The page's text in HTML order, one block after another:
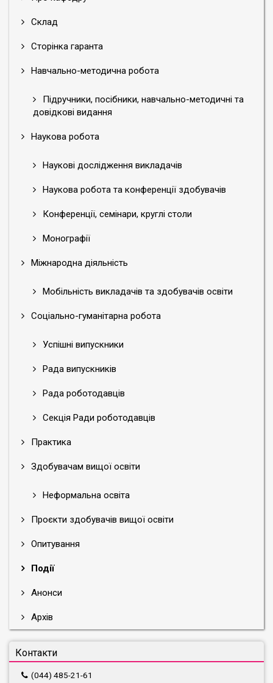
Склад
Сторінка гаранта
Навчально-методична робота
Підручники, посібники, навчально-методичні та
довідкові видання
Наукова робота
Наукові дослідження викладачів
Наукова робота та конференції здобувачів
Конференції, семінари, круглі столи
Монографії
Міжнародна діяльність
Мобільність викладачів та здобувачів освіти
Соціально-гуманітарна робота
Успішні випускники
Рада випускників
Рада роботодавців
Секція Ради роботодавців
Практика
Здобувачам вищої освіти
Неформальна освіта
Проєкти здобувачів вищої освіти
Опитування
Події
Анонси
Архів
Контакти
(044) 485-21-61